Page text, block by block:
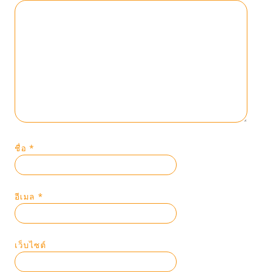
ชื่อ *
อีเมล *
เว็บไซต์